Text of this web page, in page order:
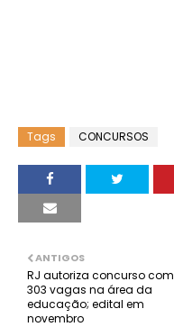
Tags CONCURSOS
ANTIGOS
RJ autoriza concurso com
303 vagas na área da
educação; edital em
novembro